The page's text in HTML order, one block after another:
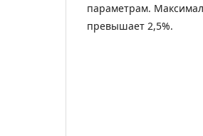
параметрам.
превышает 2,5%.